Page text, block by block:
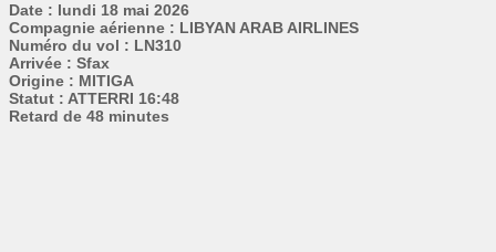
Date : lundi 18 mai 2026
Compagnie aérienne : LIBYAN ARAB AIRLINES
Numéro du vol : LN310
Arrivée : Sfax
Origine : MITIGA
Statut : ATTERRI 16:48
Retard de 48 minutes